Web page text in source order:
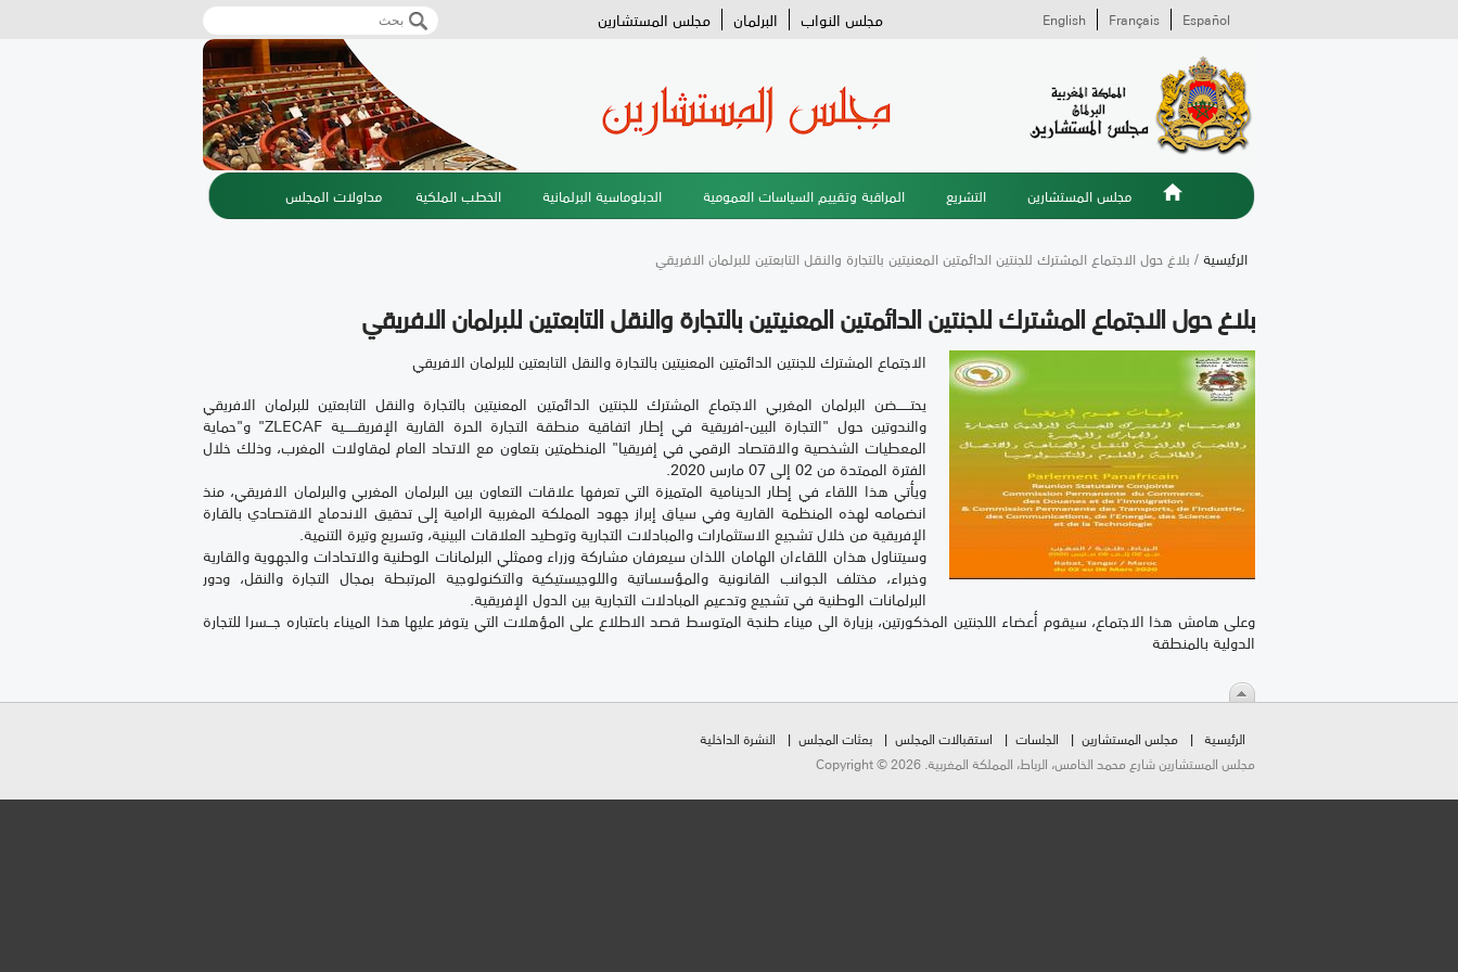
استمارة البحث
‏بحث ‏ مجلس النواب البرلمان مجلس المستشارين Español
Français
English
مجلس المستشارين التشريع المراقبة وتقييم السياسات العمومية الدبلوماسية البرلمانية الخطب الملكية مداولات المجلس
الرئيسية/ بلاغ حول الاجتماع المشترك للجنتين الدائمتين المعنيتين بالتجارة والنقل التابعتين للبرلمان الافريقي
بلاغ حول الاجتماع المشترك للجنتين الدائمتين المعنيتين بالتجارة والنقل التابعتين للبرلمان الافريقي
الاجتماع المشترك للجنتين الدائمتين المعنيتين بالتجارة والنقل التابعتين للبرلمان الافريقي
يحتــــــضن البرلمان المغربي الاجتماع المشترك للجنتين الدائمتين المعنيتين بالتجارة والنقل التابعتين للبرلمان الافريقي
والندوتين حول "التجارة البين-افريقية في إطار اتفاقية منطقة التجارة الحرة القارية الإفريقــــــية ZLECAF" و"حماية
المعطيات الشخصية والاقتصاد الرقمي في إفريقيا" المنظمتين بتعاون مع الاتحاد العام لمقاولات المغرب، وذلك خلال
الفترة الممتدة من 02 إلى 07 مارس 2020.
ويأتي هذا اللقاء في إطار الدينامية المتميزة التي تعرفها علاقات التعاون بين البرلمان المغربي والبرلمان الافريقي، منذ
انضمامه لهذه المنظمة القارية وفي سياق إبراز جهود المملكة المغربية الرامية إلى تحقيق الاندماج الاقتصادي بالقارة
الإفريقية من خلال تشجيع الاستثمارات والمبادلات التجارية وتوطيد العلاقات البينية، وتسريع وتيرة التنمية.
وسيتناول هذان اللقاءان الهامان اللذان سيعرفان مشاركة وزراء وممثلي البرلمانات الوطنية والاتحادات والجهوية والقارية
وخبراء، مختلف الجوانب القانونية والمؤسساتية واللوجيستيكية والتكنولوجية المرتبطة بمجال التجارة والنقل، ودور
البرلمانات الوطنية في تشجيع وتدعيم المبادلات التجارية بين الدول الإفريقية.
وعلى هامش هذا الاجتماع، سيقوم أعضاء اللجنتين المذكورتين، بزيارة الى ميناء طنجة المتوسط قصد الاطلاع على المؤهلات التي يتوفر عليها هذا الميناء باعتباره جـــسرا للتجارة
الدولية بالمنطقة
الرئيسية مجلس المستشارين الجلسات استقبالات المجلس بعثات المجلس
النشرة الداخلية
مجلس المستشارين شارع محمد الخامس، الرباط، المملكة المغربية. Copyright © 2026